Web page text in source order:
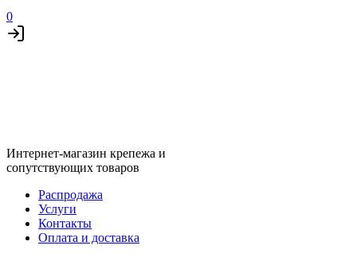
0
Интернет-магазин крепежа и
сопутствующих товаров
Распродажа
Услуги
Контакты
Оплата и доставка